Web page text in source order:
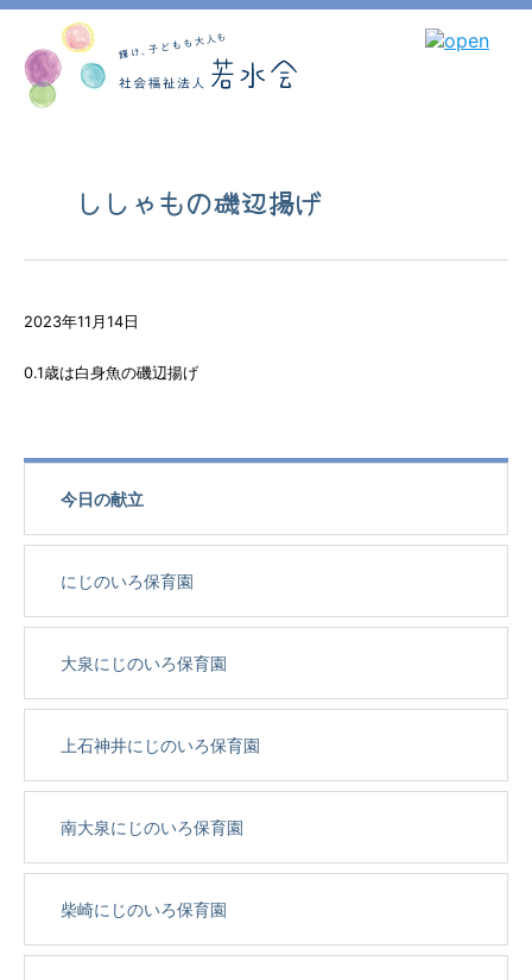
ししゃもの磯辺揚げ
2023年11月14日
0.1歳は白身魚の磯辺揚げ
今日の献立
にじのいろ保育園
大泉にじのいろ保育園
上石神井にじのいろ保育園
南大泉にじのいろ保育園
柴崎にじのいろ保育園